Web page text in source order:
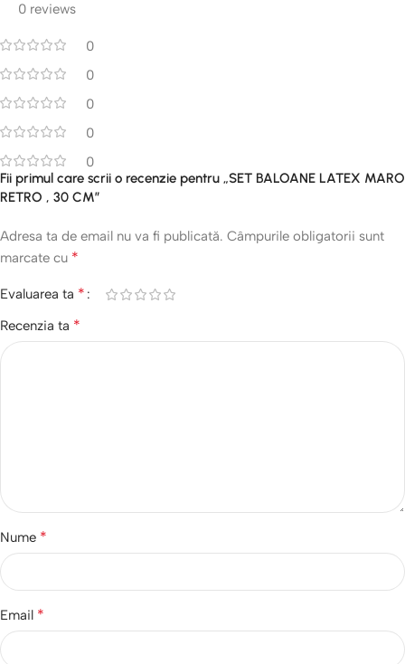
0 reviews
0
0
0
0
0
Fii primul care scrii o recenzie pentru „SET BALOANE LATEX MARO
RETRO , 30 CM”
Adresa ta de email nu va fi publicată. Câmpurile obligatorii sunt
marcate cu *
Evaluarea ta *
Recenzia ta *
Nume *
Email *